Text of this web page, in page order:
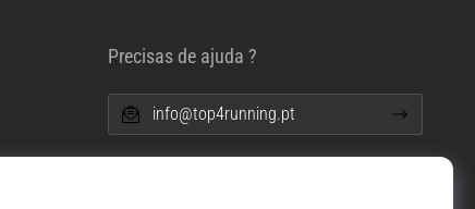
Precisas de ajuda ?
info@top4running.pt